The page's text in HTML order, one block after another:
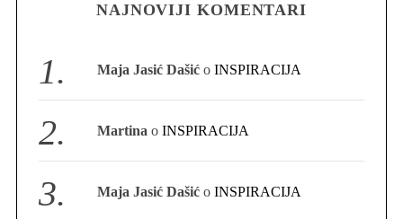
NAJNOVIJI KOMENTARI
Maja Jasić Dašić oINSPIRACIJA
Martina oINSPIRACIJA
Maja Jasić Dašić oINSPIRACIJA
r
f